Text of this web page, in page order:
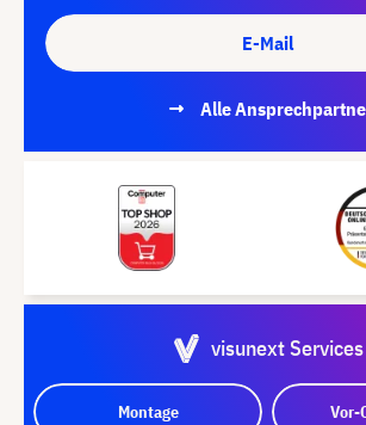
E-Mail
Alle
visunext Services
Montage Vor-